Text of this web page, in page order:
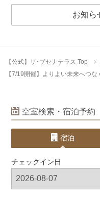
お知ら
【公式】ザ･ブセナテラス Top
【7/19開催】よりよい未来へつ
空室検索・宿泊予約
宿泊
チェックイン日